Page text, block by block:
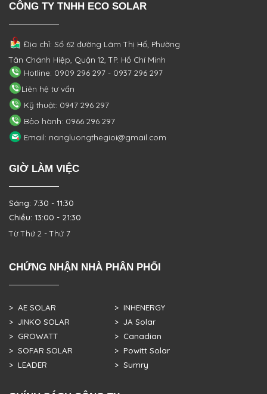
CÔNG TY TNHH ECO SOLAR
Địa chỉ: Số 62 đường Lâm Thị Hố, Phường
Tân Chánh Hiệp, Quận 12, TP. Hồ Chí Minh
Hotline: 0909 296 297 - 0937 296 297
Liên hệ tư vấn
Kỹ thuật: 0947 296 297
Bảo hành: 0966 296 297
Email: nangluongthegioi@gmail.com
GIỜ LÀM VIỆC
Sáng: 7:30 - 11:30
Chiều: 13:00 - 21:30
Từ Thứ 2 - Thứ 7
CHỨNG NHẬN NHÀ PHÂN PHỐI
> AE SOLAR
> JINKO SOLAR
> GROWATT
> SOFAR SOLAR
> LEADER
> INHENERGY
> JA Solar
> Canadian
> Powitt Solar
> Sumry